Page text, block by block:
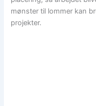
mønster til lommer kan
projekter.